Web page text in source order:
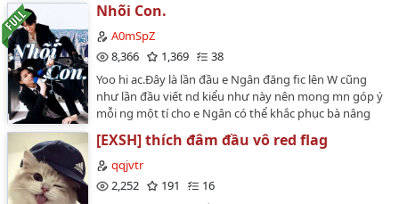
thường thì con sẽ viết về bài đăng trên Face của các
Char, đa số là Face:) Yeh:))===========Lưu ý:- Nó có thể
sặc nước biển hoặc không.- Các Char ko thuocj về con,
thuyền = Out 👊🏻- Nếu có trùng thì con xin lỗi trước ạ,
con cảm ơn.===========Xem vui vẻ ạaaaaa…
Nhõi Con.
A0mSpZ
8,366
1,369
38
Yoo hi ac.Đây là lần đầu e Ngân đăng fic lên W cũng
như lần đầu viết nd kiểu như này nên mong mn góp ý
mỗi ng một tí cho e Ngân có thể khắc phục bà nâng
e:)).Cre: tlmjudayne/mlaaamnie_♡.…
[EXSH] thích đâm đầu vô red flag
qqjvtr
2,252
191
16